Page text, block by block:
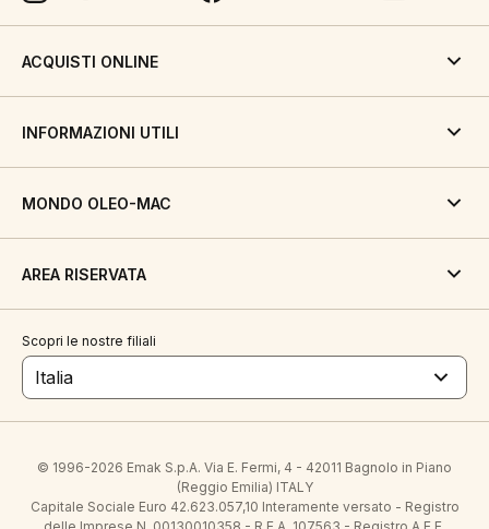
ACQUISTI ONLINE
INFORMAZIONI UTILI
MONDO OLEO-MAC
AREA RISERVATA
Scopri le nostre filiali
Italia
© 1996-2026 Emak S.p.A. Via E. Fermi, 4 - 42011 Bagnolo in Piano
(Reggio Emilia) ITALY
Capitale Sociale Euro 42.623.057,10 Interamente versato - Registro